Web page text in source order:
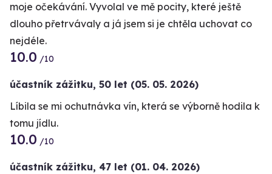
moje očekávání. Vyvolal ve mě pocity, které ještě
dlouho přetrvávaly a já jsem si je chtěla uchovat co
nejdéle.
10.0 /10
účastník zážitku, 50 let (05. 05. 2026)
Líbila se mi ochutnávka vín, která se výborně hodila k
tomu jídlu.
10.0 /10
účastník zážitku, 47 let (01. 04. 2026)